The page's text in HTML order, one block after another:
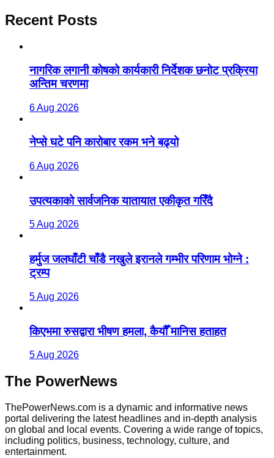
Recent Posts
नागरिक लगानी कोषको कार्यकारी निर्देशक छनोट प्रक्रिया
अन्तिम चरणमा
6 Aug 2026
नेप्से घटे पनि कारोबार रकम भने बढ्यो
6 Aug 2026
उपत्यकाको सार्वजनिक यातायात एकीकृत गरिँदै
5 Aug 2026
हर्मुज जलघाँटी चाँडै नखुले इरानले गम्भीर परिणाम भोग्ने :
ट्रम्प
5 Aug 2026
किएभमा रुसद्वारा भीषण हमला, कैयौँ मानिस हताहत
5 Aug 2026
The PowerNews
ThePowerNews.com is a dynamic and informative news
portal delivering the latest headlines and in-depth analysis
on global and local events. Covering a wide range of topics,
including politics, business, technology, culture, and
entertainment.